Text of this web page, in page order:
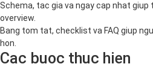
Schema, tac gia va ngay cap nhat giup
overview.
Bang tom tat, checklist va FAQ giup
hon.
Cac buoc thuc hien